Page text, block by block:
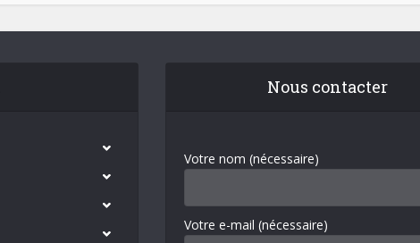
Nous contacter
Votre nom (nécessaire)
Votre e-mail (nécessaire)